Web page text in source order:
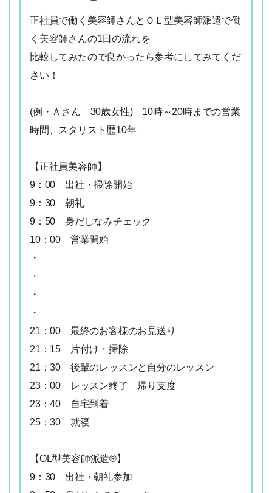
正社員で働く美容師さんとＯＬ型美容師派遣で働
く美容師さんの1日の流れを
比較してみたので良かったら参考にしてみてくだ
さい！
(例・Ａさん 30歳女性) 10時～20時までの営業
時間、スタリスト歴10年
【正社員美容師】
9：00 出社・掃除開始
9：30 朝礼
9：50 身だしなみチェック
10：00 営業開始
・
・
・
・
21：00 最終のお客様のお見送り
21：15 片付け・掃除
21：30 後輩のレッスンと自分のレッスン
23：00 レッスン終了 帰り支度
23：40 自宅到着
25：30 就寝
【OL型美容師派遣®】
9：30 出社・朝礼参加